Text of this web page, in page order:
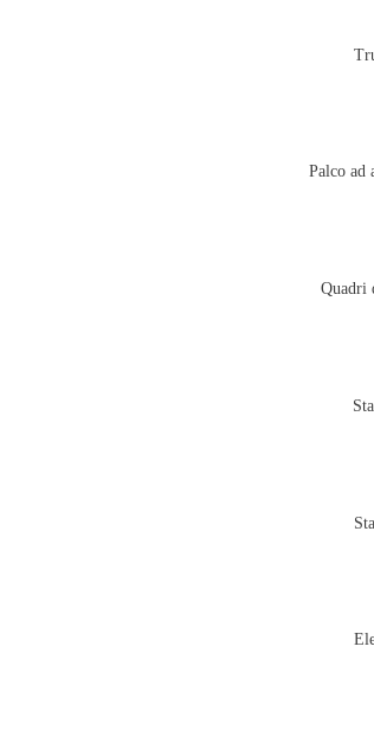
Palco ad
Quadri